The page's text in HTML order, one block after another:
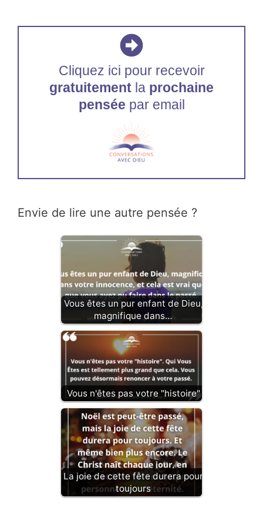
Cliquez ici pour recevoir
gratuitement la prochaine
pensée par email
Envie de lire une autre pensée ?
Vous êtes un pur enfant de Dieu,
magnifique dans…
Vous n'êtes pas votre "histoire"
La joie de cette fête durera pour
toujours